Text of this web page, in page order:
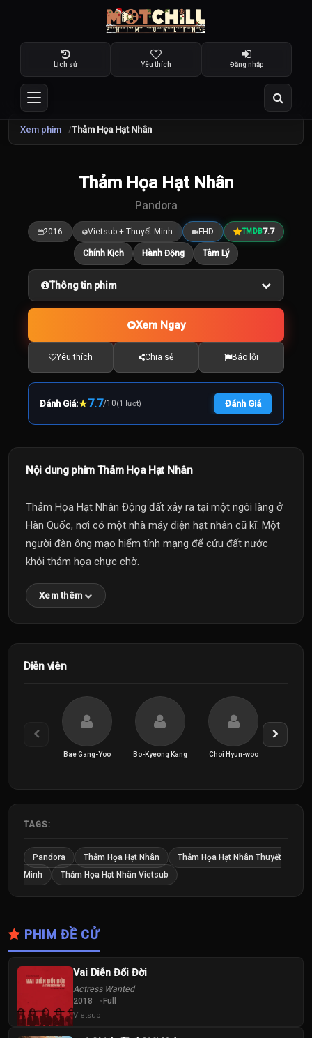
Lịch sử Yêu thích Đăng nhập
Xem phim Thảm Họa Hạt Nhân
7.7
Thảm Họa Hạt Nhân
Pandora
2016 Vietsub + Thuyết Minh FHD TMDB7.7
Chính Kịch Hành Động Tâm Lý
Thông tin phim
Xem Ngay
Yêu thích Chia sẻ Báo lỗi
Đánh Giá:★7.7/10(1 lượt) Đánh Giá
Nội dung phim Thảm Họa Hạt Nhân
Thảm Họa Hạt Nhân Động đất xảy ra tại một ngôi làng ở
Hàn Quốc, nơi có một nhà máy điện hạt nhân cũ kĩ. Một
người đàn ông mạo hiểm tính mạng để cứu đất nước
khỏi thảm họa chực chờ.
Xem thêm
Diễn viên
Bae Gang-Yoo Bo-Kyeong Kang Choi Hyun-woo
TAGS:
Pandora Thảm Họa Hạt Nhân
Thảm Họa Hạt Nhân Thuyết
Minh
Thảm Họa Hạt Nhân Vietsub
PHIM ĐỀ CỬ
Vai Diễn Đổi Đời
Actress Wanted
2018 Full
Vietsub